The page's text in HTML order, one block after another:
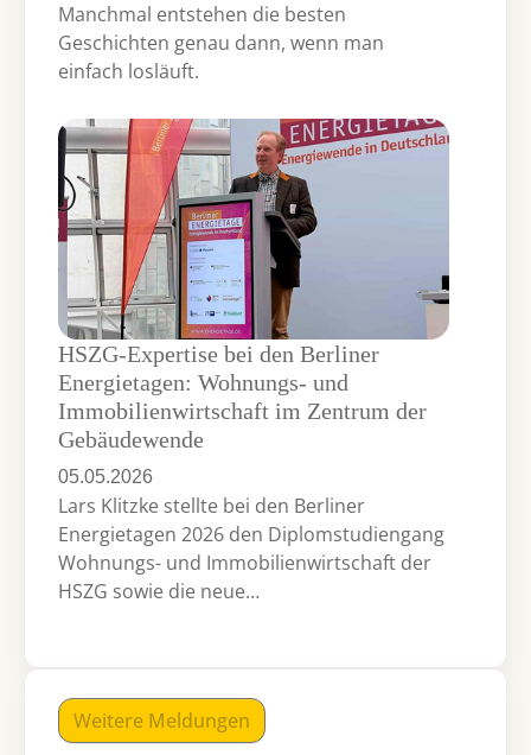
Manchmal entstehen die besten
Geschichten genau dann, wenn man
einfach losläuft.
HSZG-Expertise bei den Berliner
Energietagen: Wohnungs- und
Immobilienwirtschaft im Zentrum der
Gebäudewende
05.05.2026
Lars Klitzke stellte bei den Berliner
Energietagen 2026 den Diplomstudiengang
Wohnungs- und Immobilienwirtschaft der
HSZG sowie die neue…
Weitere Meldungen